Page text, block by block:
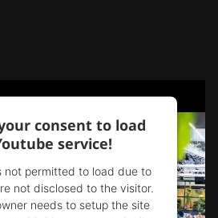
consent to load
service!
not permitted to load due to
not disclosed to the visitor.
needs to setup the site